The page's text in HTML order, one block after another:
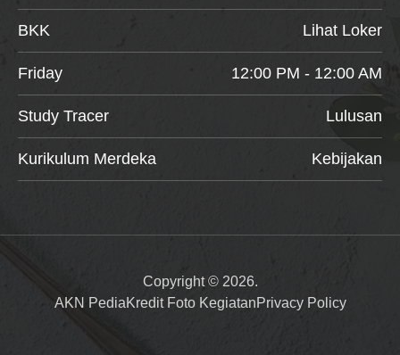
BKK Lihat Loker
Friday 12:00 PM - 12:00 AM
Study Tracer Lulusan
Kurikulum Merdeka Kebijakan
Copyright © 2026.
AKN PediaKredit Foto KegiatanPrivacy Policy